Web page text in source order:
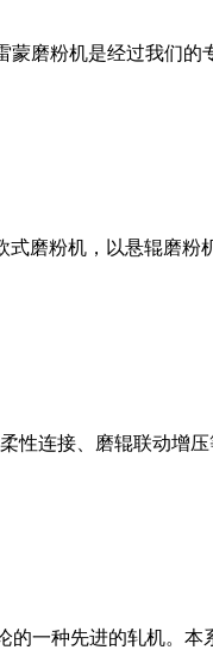
磨粉机是经过我们的
磨粉机，以悬辊磨粉
性连接、磨辊联动增
一种先进的轧机。